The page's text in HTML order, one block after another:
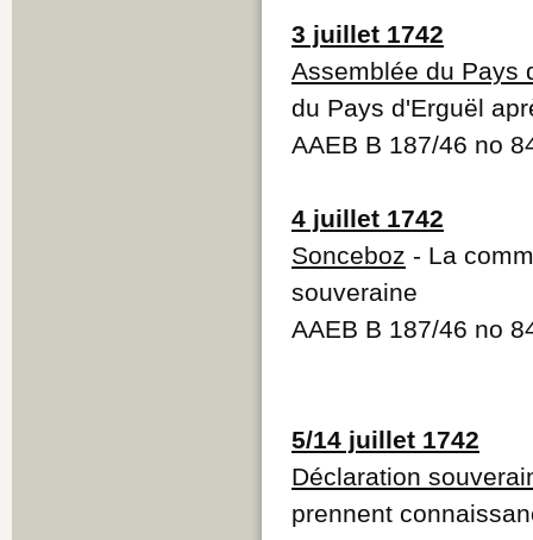
3 juillet 1742
Assemblée du Pays
du Pays d'Erguël
AAEB B 187/46 no
4 juillet 1742
Sonceboz - La
souveraine
AAEB B 187/46 no
5/14 juillet 1742
Déclaration
prennent